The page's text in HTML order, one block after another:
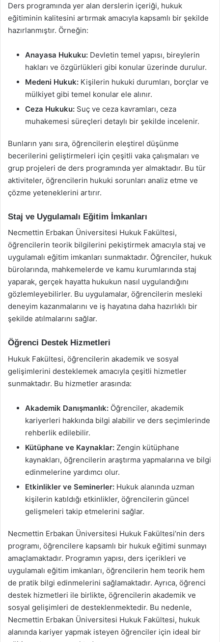
Ders programında yer alan derslerin içeriği, hukuk
eğitiminin kalitesini artırmak amacıyla kapsamlı bir şekilde
hazırlanmıştır. Örneğin:
Anayasa Hukuku: Devletin temel yapısı, bireylerin
hakları ve özgürlükleri gibi konular üzerinde durulur.
Medeni Hukuk: Kişilerin hukuki durumları, borçlar ve
mülkiyet gibi temel konular ele alınır.
Ceza Hukuku: Suç ve ceza kavramları, ceza
muhakemesi süreçleri detaylı bir şekilde incelenir.
Bunların yanı sıra, öğrencilerin eleştirel düşünme
becerilerini geliştirmeleri için çeşitli vaka çalışmaları ve
grup projeleri de ders programında yer almaktadır. Bu tür
aktiviteler, öğrencilerin hukuki sorunları analiz etme ve
çözme yeteneklerini artırır.
Staj ve Uygulamalı Eğitim İmkanları
Necmettin Erbakan Üniversitesi Hukuk Fakültesi,
öğrencilerin teorik bilgilerini pekiştirmek amacıyla staj ve
uygulamalı eğitim imkanları sunmaktadır. Öğrenciler, hukuk
bürolarında, mahkemelerde ve kamu kurumlarında staj
yaparak, gerçek hayatta hukukun nasıl uygulandığını
gözlemleyebilirler. Bu uygulamalar, öğrencilerin mesleki
deneyim kazanmalarını ve iş hayatına daha hazırlıklı bir
şekilde atılmalarını sağlar.
Öğrenci Destek Hizmetleri
Hukuk Fakültesi, öğrencilerin akademik ve sosyal
gelişimlerini desteklemek amacıyla çeşitli hizmetler
sunmaktadır. Bu hizmetler arasında:
Akademik Danışmanlık: Öğrenciler, akademik
kariyerleri hakkında bilgi alabilir ve ders seçimlerinde
rehberlik edilebilir.
Kütüphane ve Kaynaklar: Zengin kütüphane
kaynakları, öğrencilerin araştırma yapmalarına ve bilgi
edinmelerine yardımcı olur.
Etkinlikler ve Seminerler: Hukuk alanında uzman
kişilerin katıldığı etkinlikler, öğrencilerin güncel
gelişmeleri takip etmelerini sağlar.
Necmettin Erbakan Üniversitesi Hukuk Fakültesi’nin ders
programı, öğrencilere kapsamlı bir hukuk eğitimi sunmayı
amaçlamaktadır. Programın yapısı, ders içerikleri ve
uygulamalı eğitim imkanları, öğrencilerin hem teorik hem
de pratik bilgi edinmelerini sağlamaktadır. Ayrıca, öğrenci
destek hizmetleri ile birlikte, öğrencilerin akademik ve
sosyal gelişimleri de desteklenmektedir. Bu nedenle,
Necmettin Erbakan Üniversitesi Hukuk Fakültesi, hukuk
alanında kariyer yapmak isteyen öğrenciler için ideal bir